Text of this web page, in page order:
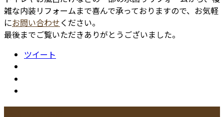
雑な内装リフォームまで喜んで承っておりますので、お気軽
にお問い合わせください。
最後までご覧いただきありがとうございました。
ツイート